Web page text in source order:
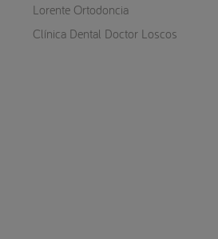
Lorente Ortodoncia
Clínica Dental Doctor Loscos